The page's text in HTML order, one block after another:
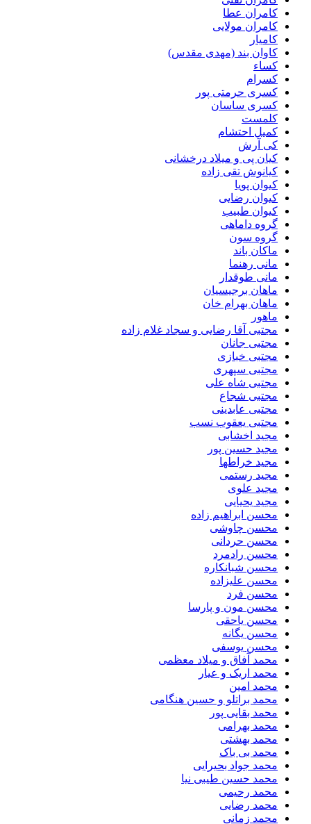
کامران عطا
کامران مولایی
کامیار
کاوان بند (مهدی مقدس)
کساء
کسرام
کسری حرمتی پور
کسری ساسان
کلمست
کمیل احتشام
کی آرش
کیان پی و میلاد درخشانی
کیانوش تقی زاده
کیوان پویا
کیوان رضایی
کیوان طبیب
گروه داماهی
گروه سون
ماکان باند
مانی رهنما
مانی طوقدار
ماهان برجیسیان
ماهان بهرام خان
ماهور
مجتبی آقا رضایی و سجاد غلام زاده
مجتبی جانان
مجتبی خبازی
مجتبی سپهری
مجتبی شاه علی
مجتبی شجاع
مجتبی عابدینی
مجتبی یعقوب نسب
مجید اخشابی
مجید حسین پور
مجید خراطها
مجید رستمی
مجید علوی
مجید یحیایی
محسن ابراهیم زاده
محسن چاوشی
محسن حردانی
محسن رادمرد
محسن شبانکاره
محسن علیزاده
محسن فرد
محسن مون و پارسا
محسن یاحقی
محسن یگانه
محسن یوسفی
محمد آفاق و میلاد معظمی
محمد اریک و عیار
محمد امین
محمد براتلو و حسین هنگامی
محمد بقایی پور
محمد بهرامی
محمد بهشتی
محمد بی باک
محمد جواد بحیرایی
محمد حسین طیبی نیا
محمد رحیمی
محمد رضایی
محمد زمانی